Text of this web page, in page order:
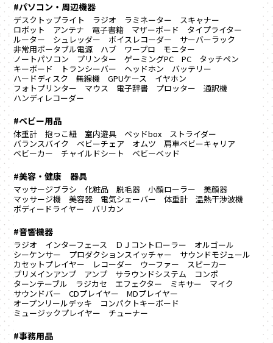
#パソコン・周辺機器
デスクトップライト ラジオ ラミネーター
スキャナー
ロボット
アンテナ 電子書籍 マザーボード
タイプライター
ルーター
シュレッダー ボイスレコーダー
サーバーラック
非常用ポータブル電源
ハブ ワープロ
モニター
ノートパソコン
プリンター ゲーミングPC PC
タッチペン
キーボード
トランシーバー ヘッドホン
バッテリー
ハードディスク
無線機 GPUケース
イヤホン
フォトプリンター
マウス 電子辞書 プロッター
通訳機
ハンディレコーダー
#ベビー用品
体重計 抱っこ紐 室内遊具 ベッドbox
ストライダー
バランスバイク
ベビーチェア オムツ
肩車ベビーキャリア
ベビーカー
チャイルドシート ベビーベッド
#美容・健康 器具
マッサージブラシ 化粧品 脱毛器 小顔ローラー
美顔器
マッサージ機
美容器 電気シェーバー 体重計
温熱干渉波機
ボディードライヤー
バリカン
#音響機器
ラジオ インターフェース ＤＪコントローラー
オルゴール
シーケンサー
プロダクションスイッチャー
サウンドモジュール
カセットプレイヤー
レコーダー ウーファー
スピーカー
プリメインアンプ
アンプ サラウンドシステム
コンポ
ターンテーブル
ラジカセ エフェクター ミキサー
マイク
サウンドバー
CDプレイヤー
MDプレイヤー
オープンリールデッキ
コンパクトキーボード
ミュージックプレイヤー
チューナー
#事務用品